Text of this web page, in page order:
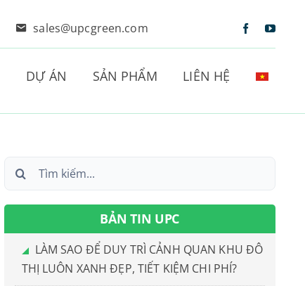
sales@upcgreen.com
DỰ ÁN SẢN PHẨM LIÊN HỆ
Search
BẢN TIN UPC
LÀM SAO ĐỂ DUY TRÌ CẢNH QUAN KHU ĐÔ
THỊ LUÔN XANH ĐẸP, TIẾT KIỆM CHI PHÍ?